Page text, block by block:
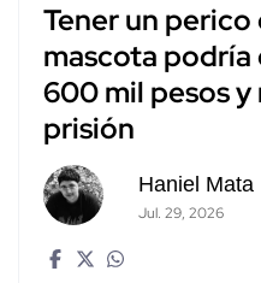
Tener un
mascota
600 mil pesos y
prisión
Haniel Mata
Jul. 29, 2026